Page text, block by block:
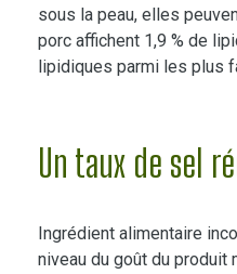
sous la peau, elles
porc affichent 1,9 % de
lipidiques parmi les plus
Un taux de sel
Ingrédient alimentaire
niveau du goût du